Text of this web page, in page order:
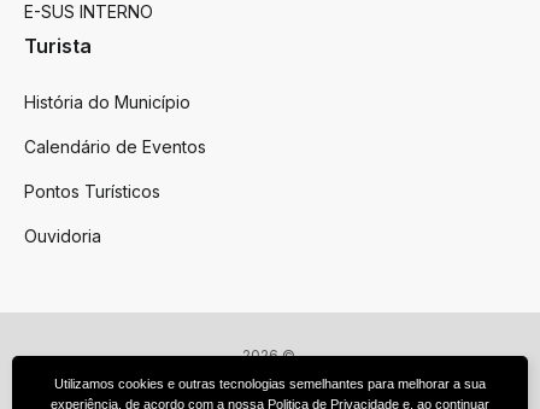
E-SUS INTERNO
Turista
História do Município
Calendário de Eventos
Pontos Turísticos
Ouvidoria
2026 ©
Todos os direitos reservados.
Utilizamos cookies e outras tecnologias semelhantes para melhorar a sua
experiência, de acordo com a nossa Politica de Privacidade e, ao continuar